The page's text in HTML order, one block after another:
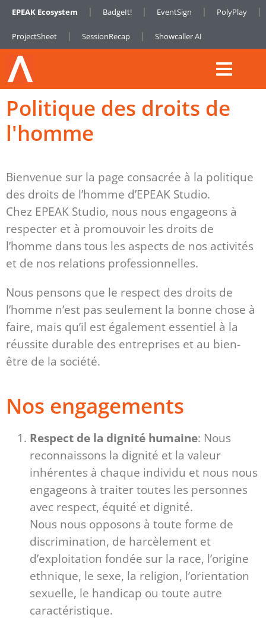
EPEAK Ecosystem BadgeIt! EventSign PolyPlay
ProjectSheet SessionRecap Showcaller AI
Politique des droits de
l'homme
Bienvenue sur la page consacrée à la politique
des droits de l’homme d’EPEAK Studio.
Chez EPEAK Studio, nous nous engageons à
respecter et à promouvoir les droits de
l’homme dans tous les aspects de nos activités
et de nos relations professionnelles.
Nous pensons que le respect des droits de
l’homme n’est pas seulement la bonne chose à
faire, mais qu’il est également essentiel à la
réussite durable des entreprises et au bien-
être de la société.
Nos engagements
Respect de la dignité humaine: Nous
reconnaissons la dignité et la valeur
inhérentes à chaque individu et nous nous
engageons à traiter toutes les personnes
avec respect, équité et dignité.
Nous nous opposons à toute forme de
discrimination, de harcèlement et
d’exploitation fondée sur la race, l’origine
ethnique, le sexe, la religion, l’orientation
sexuelle, le handicap ou toute autre
caractéristique.